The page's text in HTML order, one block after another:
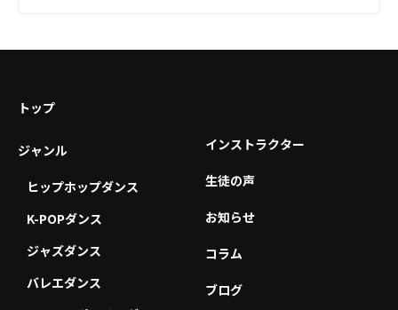
トップ
ジャンル
ヒップホップダンス
K-POPダンス
ジャズダンス
バレエダンス
インストラクター
生徒の声
お知らせ
コラム
ブログ